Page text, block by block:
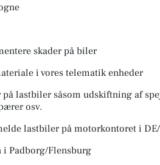
skader på biler
i vores telematik enheder
lastbiler såsom udskiftning af
osv.
lastbiler på motorkontoret i
Padborg/Flensburg